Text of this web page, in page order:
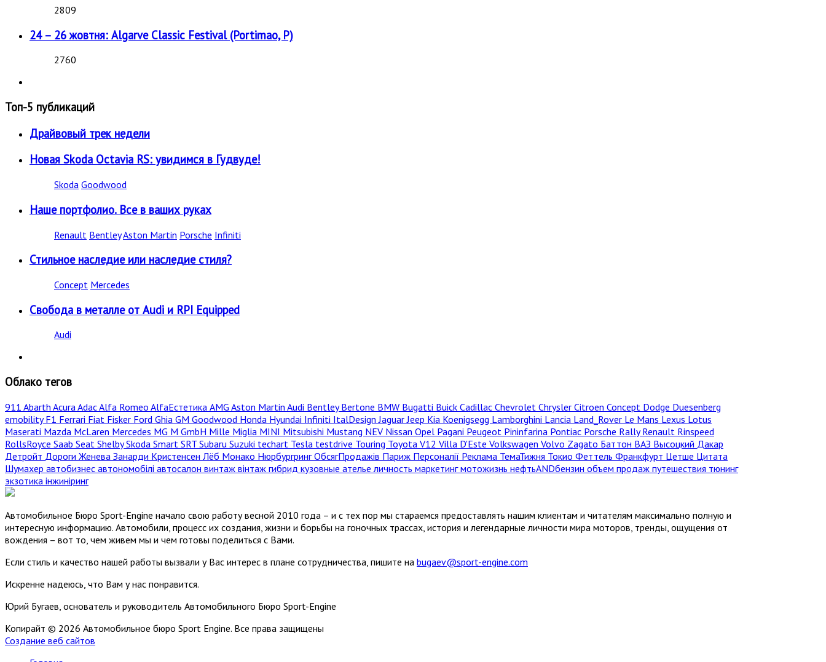
2809
24 – 26 жовтня: Algarve Classic Festival (Portimao, P)
2760
Топ-5 публикаций
Драйвовый трек недели
Новая Skoda Octavia RS: увидимся в Гудвуде!
Skoda Goodwood
Наше портфолио. Все в ваших руках
Renault BentleyAston Martin Porsche Infiniti
Стильное наследие или наследие стиля?
Concept Mercedes
Свобода в металле от Audi и RPI Equipped
Audi
Облако тегов
911 Abarth Acura AdacAlfa Romeo AlfaЕстетика AMG Aston Martin Audi BentleyBertone BMW Bugatti Buick Cadillac Chevrolet Chrysler Citroen Concept Dodge Duesenberg
emobilityF1 Ferrari Fiat Fisker Ford Ghia GM Goodwood Honda Hyundai Infiniti ItalDesignJaguarJeep Kia Koenigsegg Lamborghini Lancia Land_Rover Le Mans Lexus Lotus
Maserati Mazda McLaren Mercedes MG M GmbH Mille Miglia MINI Mitsubishi Mustang NEV Nissan Opel Pagani Peugeot Pininfarina Pontiac Porsche RallyRenault Rinspeed
RollsRoyce Saab Seat ShelbySkoda Smart SRT Subaru Suzuki techart Tesla testdrive Touring Toyota V12 Villa D'Este Volkswagen Volvo Zagato Баттон ВАЗ Высоцкий Дакар
Детройт Дороги Женева Занарди Кристенсен Лёб Монако НюрбургрингОбсягПродажів Париж Персоналії Реклама ТемаТижня Токио Феттель Франкфурт Цетше Цитата
Шумахер автобизнес автономобілі автосалон винтаж вінтаж гибрид кузовные ателье личность маркетингмотожизнь нефтьANDбензин объем продаж путешествия тюнинг
экзотика інжиніринг
Автомобильное Бюро Sport-Engine начало свою работу весной 2010 года – и с тех пор мы стараемся предоставлять нашим клиентам и читателям максимально полную и
интересную информацию. Автомобили, процесс их создания, жизни и борьбы на гоночных трассах, история и легендарные личности мира моторов, тренды, ощущения от
вождения – вот то, чем живем мы и чем готовы поделиться с Вами.
Если стиль и качество нашей работы вызвали у Вас интерес в плане сотрудничества, пишите на bugaev@sport-engine.com
Искренне надеюсь, что Вам у нас понравится.
Юрий Бугаев, основатель и руководитель Автомобильного Бюро Sport-Engine
Копирайт © 2026 Автомобильное бюро Sport Engine. Все права защищены
Создание веб сайтов